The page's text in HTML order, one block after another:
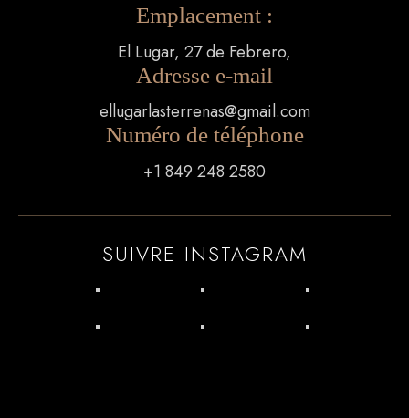
Emplacement :
El Lugar, 27 de Febrero,
Adresse e-mail
ellugarlasterrenas@gmail.com
Numéro de téléphone
+1 849 248 2580
SUIVRE INSTAGRAM